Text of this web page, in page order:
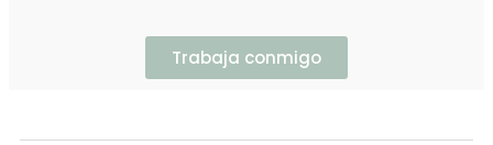
Trabaja conmigo